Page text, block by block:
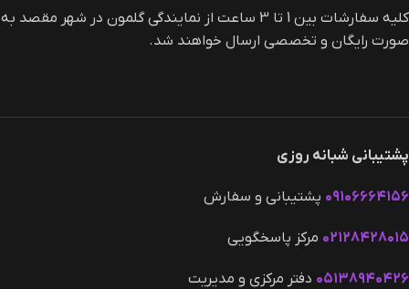
کلیه سفارشات بین 1 تا 3 ساعت از نمایندگی گلمون در شهر مقصد به
صورت رایگان و تخصصی ارسال خواهند شد.
پشتیبانی شبانه روزی
۰۹۱۰۶۶۶۴۱۵۶ پشتیبانی و سفارش
۰۲۱۲۸۴۲۸۰۱۵ مرکز پاسخگویی
۰۵۱۳۸۹۴۰۴۲۶ دفتر مرکزی و مدیریت